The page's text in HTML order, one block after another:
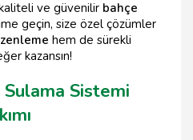
ve güvenilir bahçe
geçin, size özel çözümler
hem de sürekli
kazansın!
Sistemi